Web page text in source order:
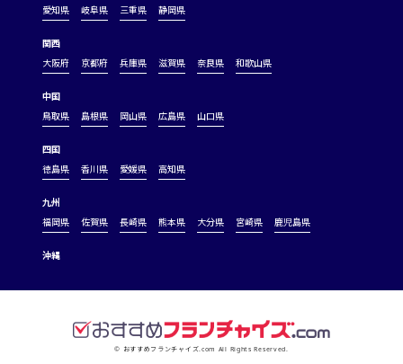
愛知県
岐阜県 三重県 静岡県
関西
大阪府
京都府 兵庫県 滋賀県 奈良県 和歌山県
中国
鳥取県
島根県 岡山県 広島県 山口県
四国
徳島県
香川県 愛媛県 高知県
九州
福岡県
佐賀県 長崎県 熊本県 大分県 宮崎県 鹿児島県
沖縄
© おすすめフランチャイズ.com All Rights Reserved.